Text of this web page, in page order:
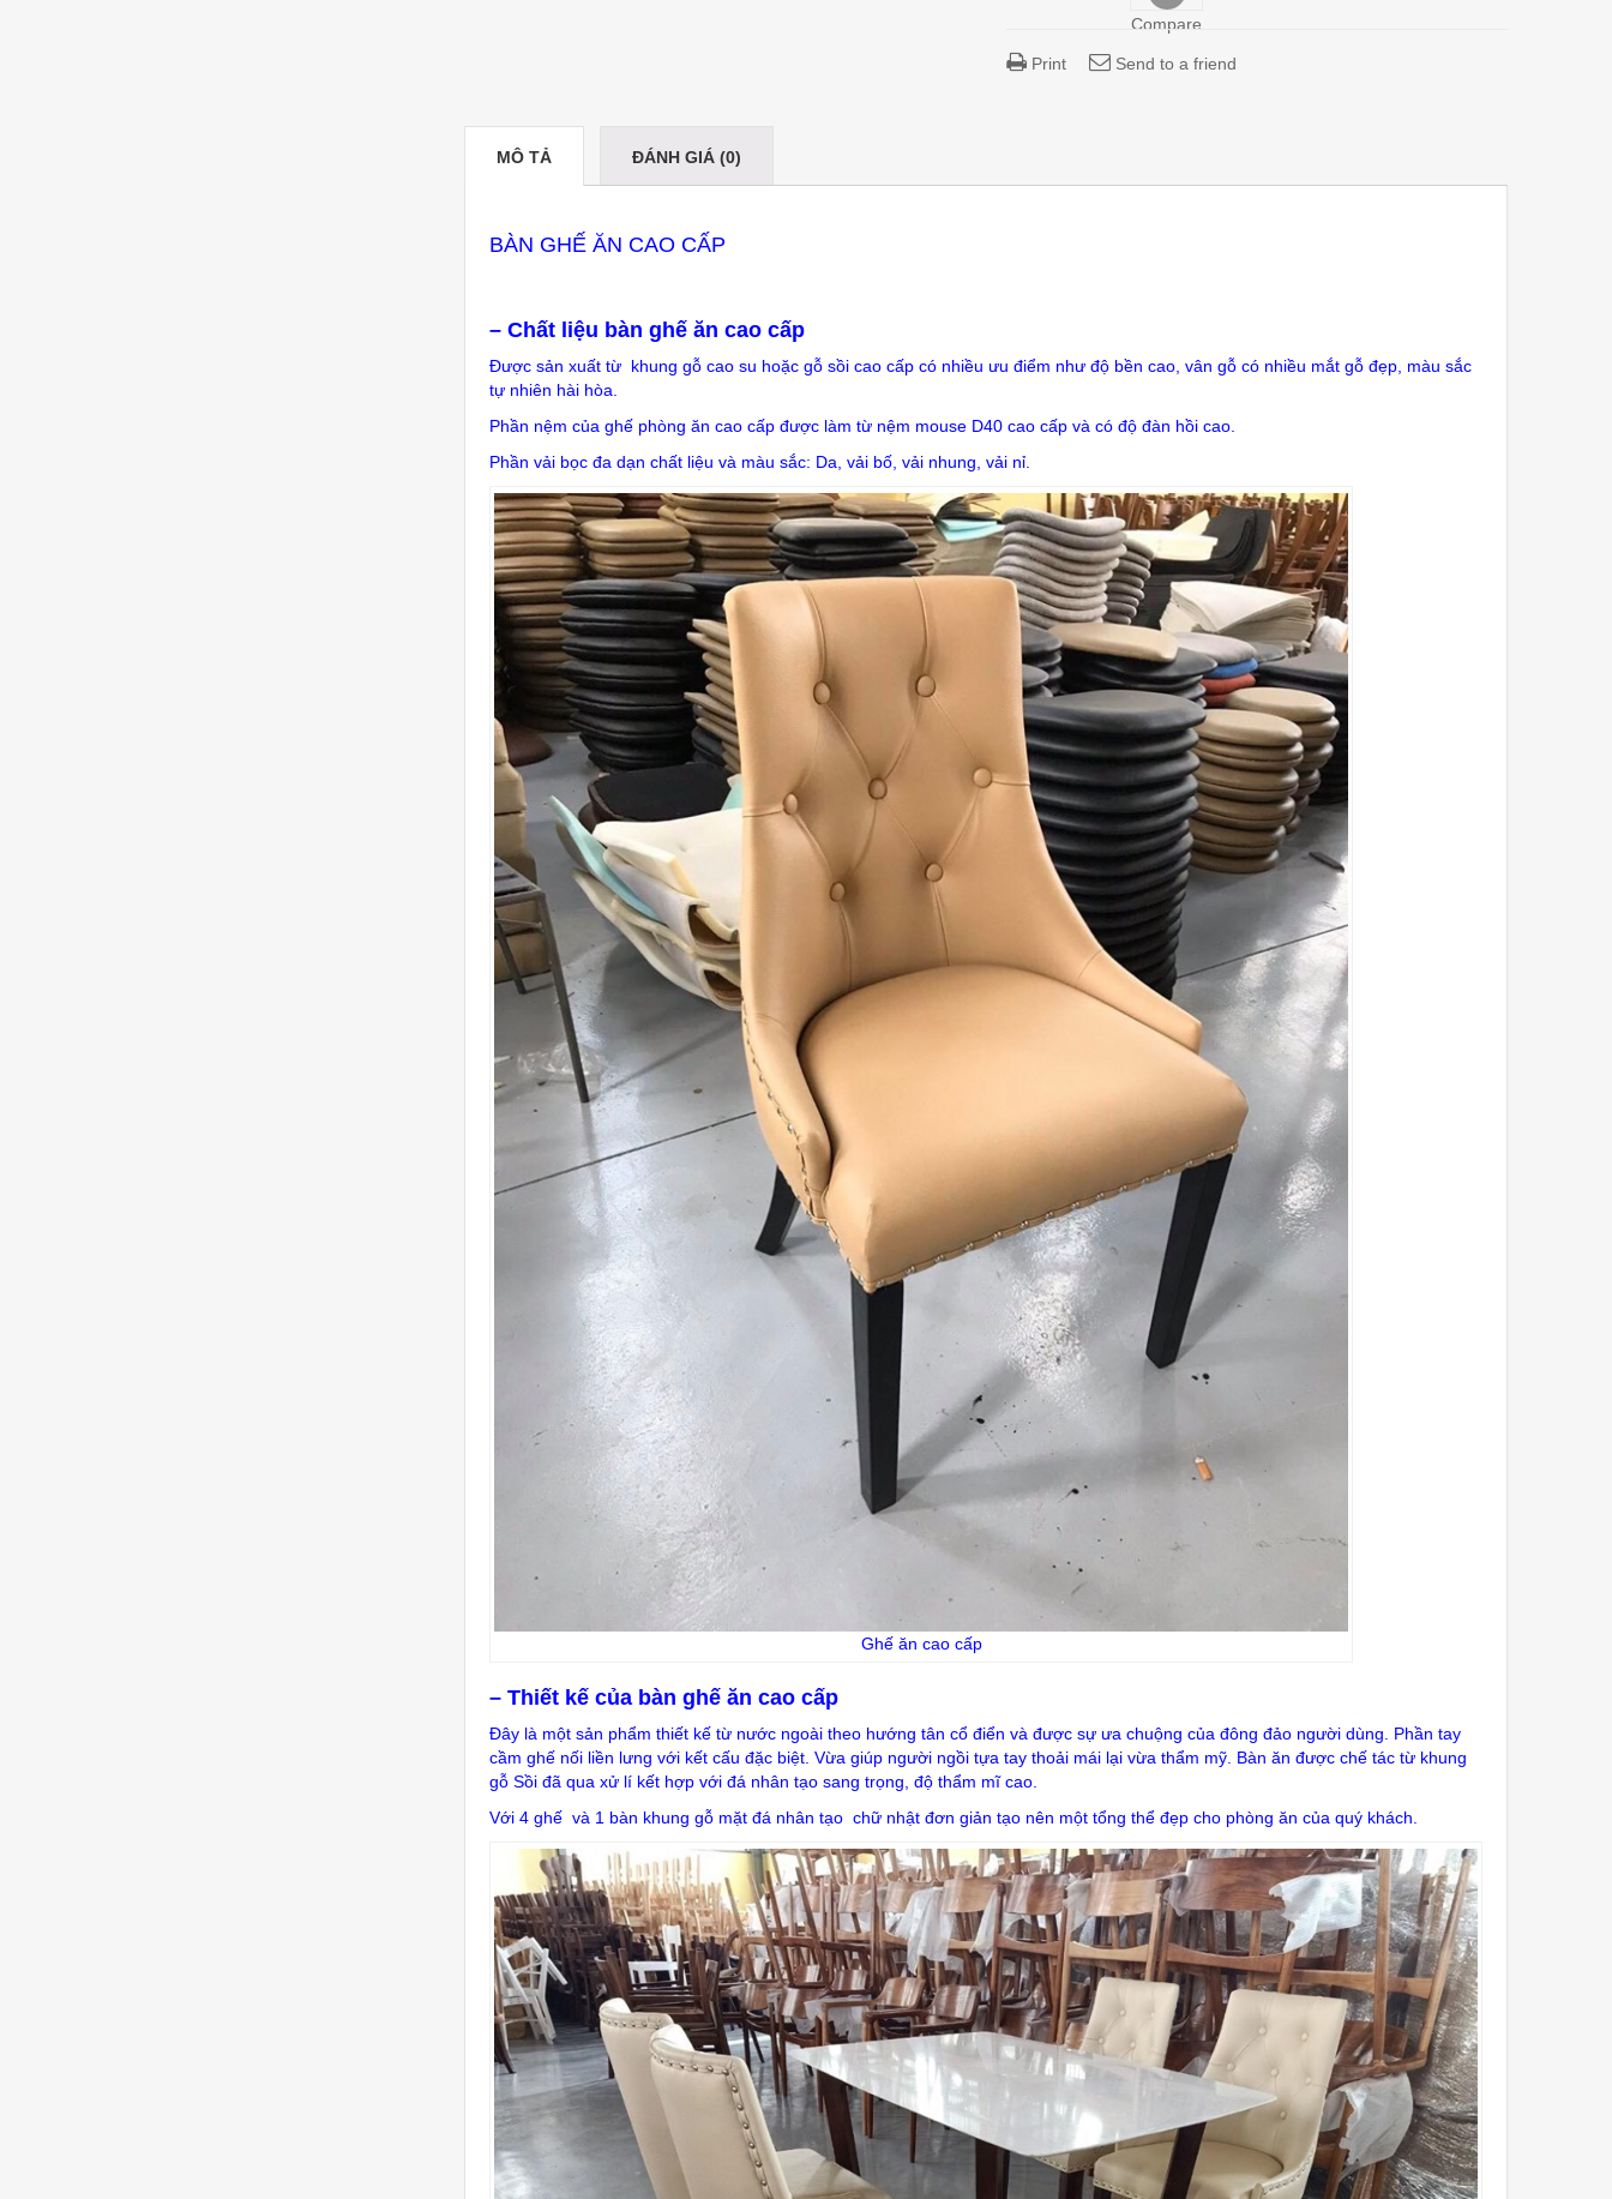
Compare
Print Send to a friend
MÔ TẢ ĐÁNH GIÁ (0)
BÀN GHẾ ĂN CAO CẤP
– Chất liệu bàn ghế ăn cao cấp
Được sản xuất từ khung gỗ cao su hoặc gỗ sồi cao cấp có nhiều ưu điểm như độ bền cao, vân gỗ có nhiều mắt gỗ đẹp, màu sắc
tự nhiên hài hòa.
Phần nệm của ghế phòng ăn cao cấp được làm từ nệm mouse D40 cao cấp và có độ đàn hồi cao.
Phần vải bọc đa dạn chất liệu và màu sắc: Da, vải bố, vải nhung, vải nỉ.
Ghế ăn cao cấp
– Thiết kế của bàn ghế ăn cao cấp
Đây là một sản phẩm thiết kế từ nước ngoài theo hướng tân cổ điển và được sự ưa chuộng của đông đảo người dùng. Phần tay
cầm ghế nối liền lưng với kết cấu đặc biệt. Vừa giúp người ngồi tựa tay thoải mái lại vừa thẩm mỹ. Bàn ăn được chế tác từ khung
gỗ Sồi đã qua xử lí kết hợp với đá nhân tạo sang trọng, độ thẩm mĩ cao.
Với 4 ghế và 1 bàn khung gỗ mặt đá nhân tạo chữ nhật đơn giản tạo nên một tổng thể đẹp cho phòng ăn của quý khách.